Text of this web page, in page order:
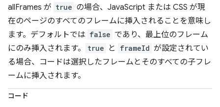
allFrames が true の場合、JavaScript または CSS が現
在のページのすべてのフレームに挿入されることを意味し
ます。デフォルトでは false であり、最上位のフレーム
にのみ挿入されます。
true と frameId が設定されてい
る場合、コードは選択したフレームとそのすべての子フレ
ームに挿入されます。
コード